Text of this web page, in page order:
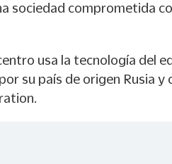
sociedad comprometida
usa la tecnología del
su país de origen Rusia